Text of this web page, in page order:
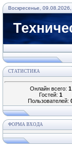
Воскресенье,
СТАТИСТИКА
Онлайн всего: 1
Гостей: 1
Пользователей:
ФОРМА ВХОДА